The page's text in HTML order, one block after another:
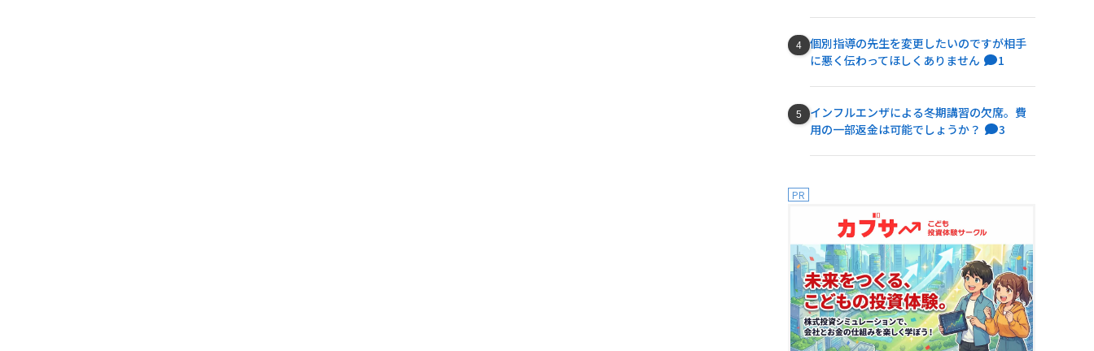
個別指導の先生を変更したいのですが相手
に悪く伝わってほしくありません
1
インフルエンザによる冬期講習の欠席。費
用の一部返金は可能でしょうか？
3
PR